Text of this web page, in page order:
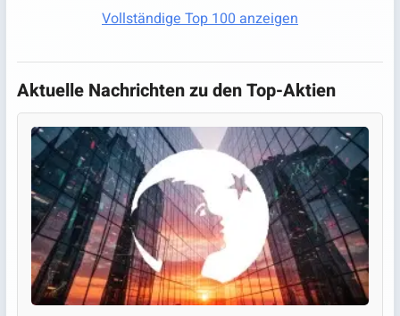
Vollständige Top 100 anzeigen
Aktuelle Nachrichten zu den Top-Aktien